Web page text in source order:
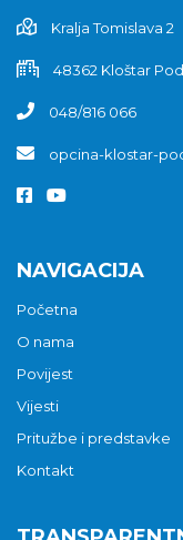
Kralja Tomislava 2
48362 Kloštar
048/816 066
opcina-klostar-
NAVIGACIJA
Početna
O nama
Povijest
Vijesti
Pritužbe i predstavke
Kontakt